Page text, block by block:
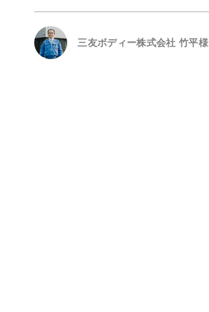
三友ボディー株式会社 竹平様